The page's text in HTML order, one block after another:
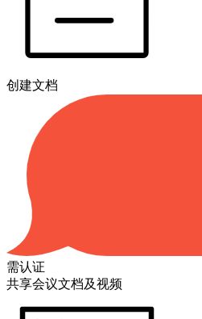
创建文档
需认证
共享会议文档及视频